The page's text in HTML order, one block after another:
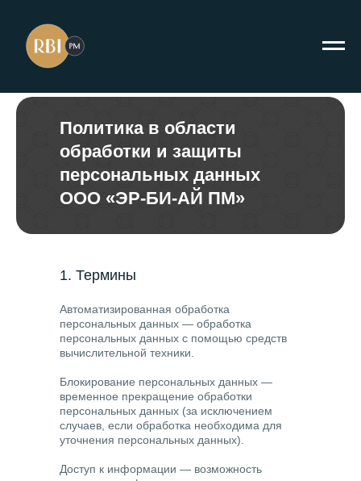
Политика в области
обработки и защиты
персональных данных
ООО «ЭР-БИ-АЙ ПМ»
1. Термины
Автоматизированная обработка
персональных данных — обработка
персональных данных с помощью средств
вычислительной техники.
Блокирование персональных данных —
временное прекращение обработки
персональных данных (за исключением
случаев, если обработка необходима для
уточнения персональных данных).
Доступ к информации — возможность